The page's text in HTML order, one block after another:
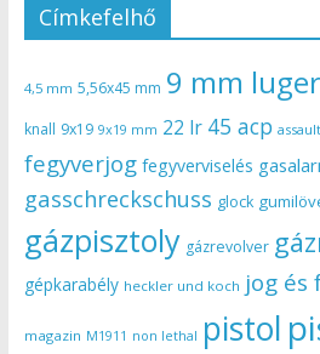
Címkefelhő
4,5 mm 5,56x45 mm 9 mm luger
knall 9x19 9x19 mm 22 lr 45 acp
fegyverjog fegyverviselés
gasschreckschuss glock
gázpisztoly gázrevolver
gépkarabély heckler und koch jog és
magazin M1911 non lethal pistol